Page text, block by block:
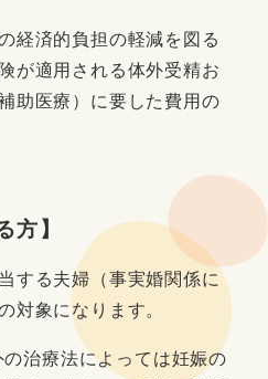
経済的負担の軽減を図る
が適用される体外受精お
助医療）に要した費用の
方】
する夫婦（事実婚関係に
対象になります。
治療法によっては妊娠の